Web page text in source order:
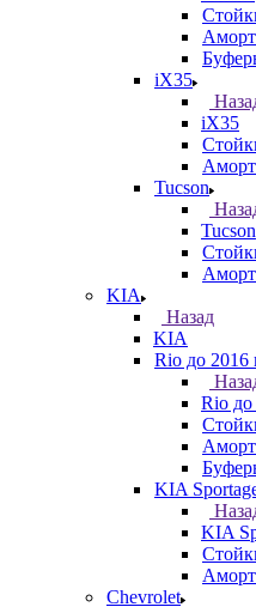
iX35
iX35
Tucson
Tucson
KIA
Назад
KIA
Rio до 2016
Rio до
KIA
KIA
Chevrolet